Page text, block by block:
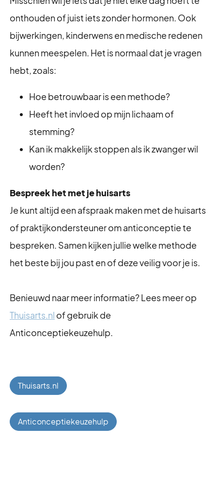
onthouden of juist iets zonder hormonen. Ook
bijwerkingen, kinderwens en medische redenen
kunnen meespelen. Het is normaal dat je vragen
hebt, zoals:
Hoe betrouwbaar is een methode?
Heeft het invloed op mijn lichaam of
stemming?
Kan ik makkelijk stoppen als ik zwanger wil
worden?
Bespreek het met je huisarts
Je kunt altijd een afspraak maken met de huisarts
of praktijkondersteuner om anticonceptie te
bespreken. Samen kijken jullie welke methode
het beste bij jou past en of deze veilig voor je is.
Benieuwd naar meer informatie? Lees meer op
Thuisarts.nl of gebruik de
Anticonceptiekeuzehulp.
Thuisarts.nl
Anticonceptiekeuzehulp